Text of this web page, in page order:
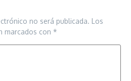
no será publicada. Los
marcados con *